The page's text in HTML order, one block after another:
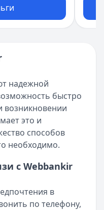
надежной
быстро
возникновении
это и
способов
необходимо.
с Webbankir
в
по телефону,